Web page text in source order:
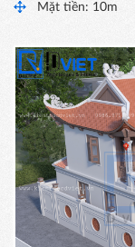
Mặt tiền: 10m